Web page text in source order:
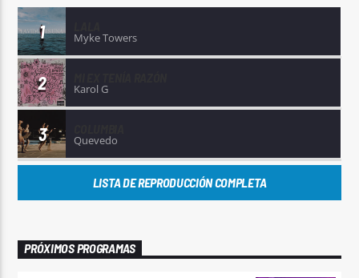
1 Myke Towers
2 Karol G
3 Quevedo
LISTA DE REPRODUCCIÓN COMPLETA
PRÓXIMOS PROGRAMAS